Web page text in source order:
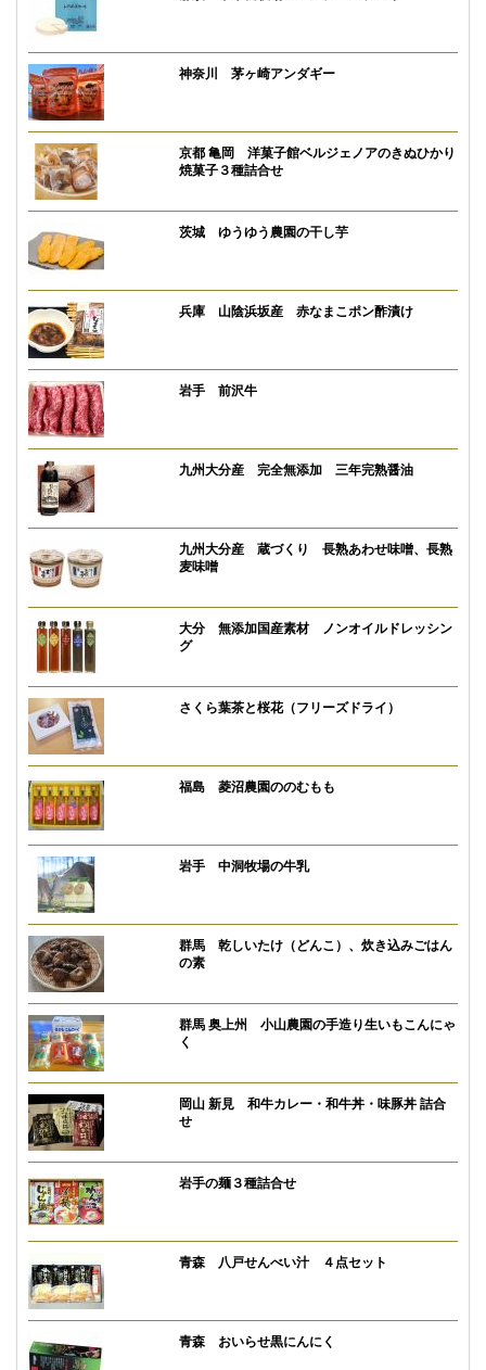
神奈川 茅ヶ崎アンダギー
京都 亀岡 洋菓子館ベルジェノアのきぬひかり
焼菓子３種詰合せ
茨城 ゆうゆう農園の干し芋
兵庫 山陰浜坂産 赤なまこポン酢漬け
岩手 前沢牛
九州大分産 完全無添加 三年完熟醤油
九州大分産 蔵づくり 長熟あわせ味噌、長熟
麦味噌
大分 無添加国産素材 ノンオイルドレッシン
グ
さくら葉茶と桜花（フリーズドライ）
福島 菱沼農園ののむもも
岩手 中洞牧場の牛乳
群馬 乾しいたけ（どんこ）、炊き込みごはん
の素
群馬 奥上州 小山農園の手造り生いもこんにゃ
く
岡山 新見 和牛カレー・和牛丼・味豚丼 詰合
せ
岩手の麺３種詰合せ
青森 八戸せんべい汁 ４点セット
青森 おいらせ黒にんにく